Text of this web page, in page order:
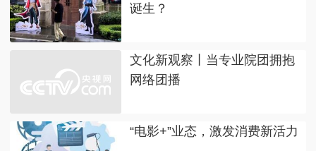
诞生？
文化新观察丨当专业院团拥抱
网络团播
“电影+”业态，激发消费新活力